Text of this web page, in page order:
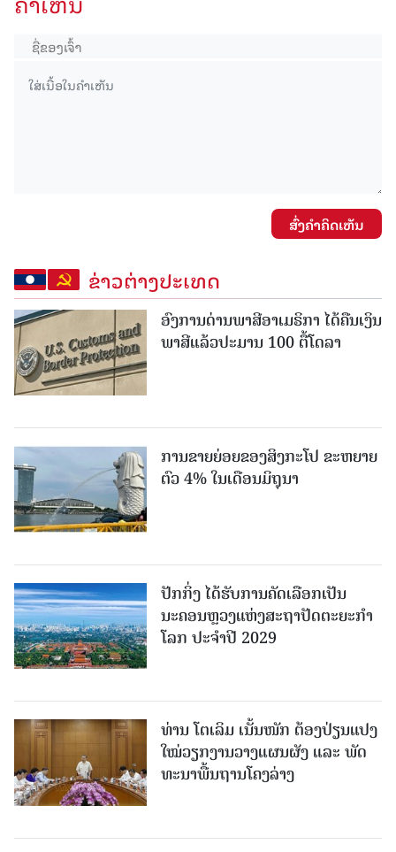
ສົ່ງຄໍາຄິດເຫັນ
ຂ່າວຕ່າງປະເທດ
ອົງການດ່ານພາສີອາເມຣິກາ ໄດ້ຄືນເງິນ
ພາສີແລ້ວປະມານ 100 ຕື້ໂດລາ
ການຂາຍຍ່ອຍຂອງສິງກະໂປ ຂະຫຍາຍ
ຕົວ 4% ໃນເດືອນມິຖຸນາ
ປັກກິ່ງ ໄດ້ຮັບການຄັດເລືອກເປັນ
ນະຄອນຫຼວງແຫ່ງສະຖາປັດຕະຍະກຳ
ໂລກ ປະຈຳປີ 2029
ທ່ານ ໂຕ​ເລິມ ເນັ້ນໜັກ ຕ້ອງ​ປ່ຽນ​ແປງ​
ໃໝ່​ວຽກ​ງານ​ວາງ​ແຜນ​ຜັງ ແລະ ​ພັດ​
ທະ​ນາ​ພື້ນ​ຖານ​ໂຄງ​ລ່າງ